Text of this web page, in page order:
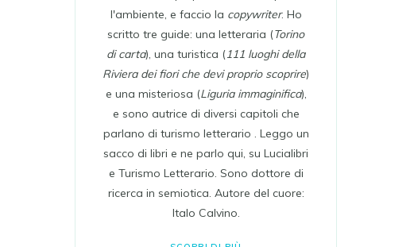
l'ambiente, e faccio la copywriter. Ho
scritto tre guide: una letteraria (Torino
di carta), una turistica (111 luoghi della
Riviera dei fiori che devi proprio scoprire)
e una misteriosa (Liguria immaginifica),
e sono autrice di diversi capitoli che
parlano di turismo letterario . Leggo un
sacco di libri e ne parlo qui, su Lucialibri
e Turismo Letterario. Sono dottore di
ricerca in semiotica. Autore del cuore:
Italo Calvino.